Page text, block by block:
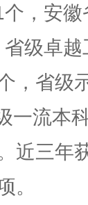
，安
级卓
，省级
一流本
近三年
。